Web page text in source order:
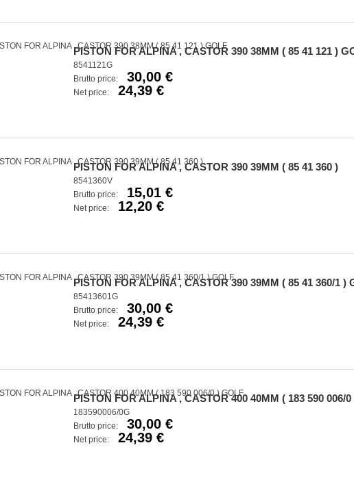
PISTON FOR ALPINA , CASTOR 390 38MM ( 85 41 121 )
8541121G
Brutto price:
30,00 €
Net price: 24,39 €
PISTON FOR ALPINA , CASTOR 390 39MM ( 85 41 360 )
8541360V
Brutto price:
15,01 €
Net price: 12,20 €
PISTON FOR ALPINA , CASTOR 390 39MM ( 85 41 360/1 )
85413601G
Brutto price:
30,00 €
Net price: 24,39 €
PISTON FOR ALPINA , CASTOR 400 40MM ( 183 590 006/
183590006/0G
Brutto price:
30,00 €
Net price: 24,39 €